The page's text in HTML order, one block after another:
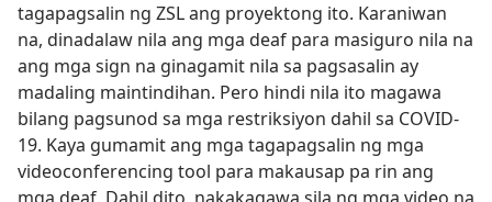
tagapagsalin ng ZSL ang proyektong ito. Karaniwan
na, dinadalaw nila ang mga deaf para masiguro nila na
ang mga sign na ginagamit nila sa pagsasalin ay
madaling maintindihan. Pero hindi nila ito magawa
bilang pagsunod sa mga restriksiyon dahil sa COVID-
19. Kaya gumamit ang mga tagapagsalin ng mga
videoconferencing tool para makausap pa rin ang